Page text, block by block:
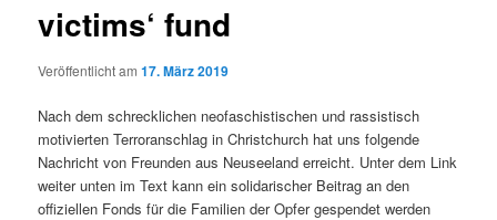
victims‘ fund
Veröffentlicht am17. März 2019
Nach dem schrecklichen neofaschistischen und rassistisch
motivierten Terroranschlag in Christchurch hat uns folgende
Nachricht von Freunden aus Neuseeland erreicht. Unter dem Link
weiter unten im Text kann ein solidarischer Beitrag an den
offiziellen Fonds für die Familien der Opfer gespendet werden